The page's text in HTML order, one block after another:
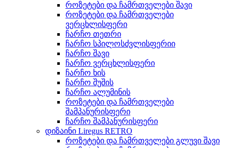
როზეტები და ჩამრთველები შავი
როზეტები და ჩამრთველები
ვერცხლისფერი
ჩარჩო თეთრი
ჩარჩო სპილოსძვლისფერიი
ჩარჩო შავი
ჩარჩო ვერცხლისფერი
ჩარჩო ხის
ჩარჩო შუშის
ჩარჩო ალუმინის
როზეტები და ჩამრთველები
შამპანურისფერი
ჩარჩო შამპანურისფერი
დიზაინი Liregus RETRO
როზეტები და ჩამრთველები გლუვი შავი